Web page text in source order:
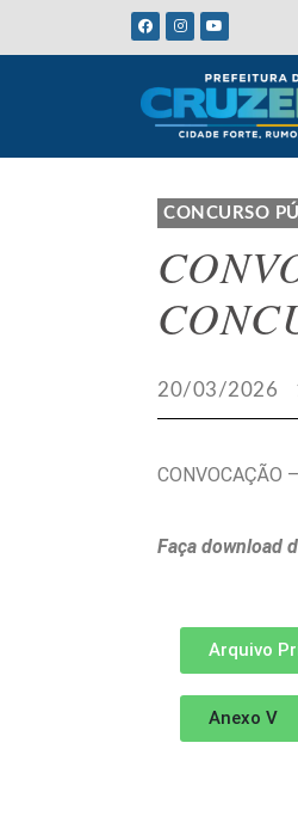
CONCURSO
20/03/2026
CONVOCAÇÃO
Faça download
Arquivo
Anexo V